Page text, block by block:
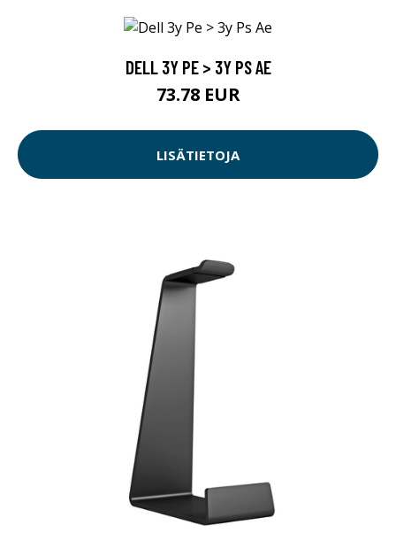
DELL 3Y PE > 3Y PS AE
73.78 EUR
LISÄTIETOJA